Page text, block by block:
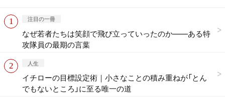
注目の一冊
なぜ若者たちは笑顔で飛び立っていったのか——ある特
攻隊員の最期の言葉
人生
イチローの目標設定術｜小さなことの積み重ねが「とん
でもないところ」に至る唯一の道